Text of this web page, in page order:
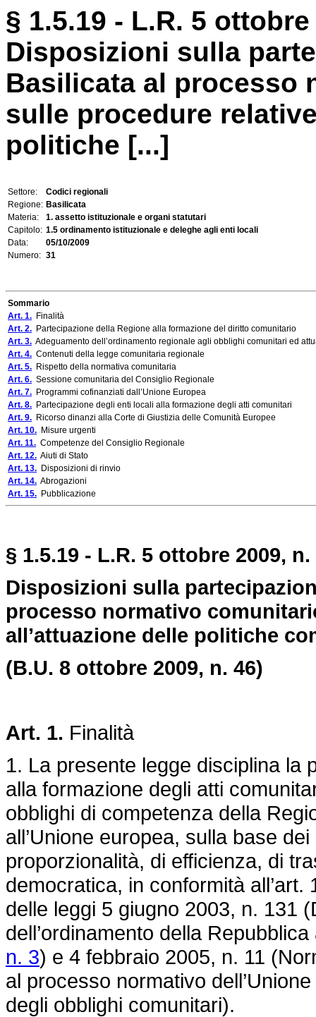
§ 1.5.19 - L.R. 5
Disposizioni sulla
Basilicata al processo
sulle procedure
politiche [...]
Settore:
Codici regionali
Regione: Basilicata
Materia:
1. assetto istituzionale e organi statutari
Capitolo: 1.5 ordinamento istituzionale e deleghe agli enti locali
Data:
05/10/2009
Numero: 31
Sommario
Art. 1. Finalità
Art. 2. Partecipazione della Regione alla formazione del diritto comunitario
Art. 3. Adeguamento dell’ordinamento regionale agli obblighi comunitari ed
Art. 4. Contenuti della legge comunitaria regionale
Art. 5. Rispetto della normativa comunitaria
Art. 6. Sessione comunitaria del Consiglio Regionale
Art. 7. Programmi cofinanziati dall’Unione Europea
Art. 8. Partecipazione degli enti locali alla formazione degli atti comunitari
Art. 9. Ricorso dinanzi alla Corte di Giustizia delle Comunità Europee
Art. 10. Misure urgenti
Art. 11. Competenze del Consiglio Regionale
Art. 12. Aiuti di Stato
Art. 13. Disposizioni di rinvio
Art. 14. Abrogazioni
Art. 15. Pubblicazione
§ 1.5.19 - L.R. 5 ottobre 2009, n.
Disposizioni sulla
processo normativo
all’attuazione delle politiche
(B.U. 8 ottobre 2009, n. 46)
Art. 1. Finalità
1. La presente legge disciplina la
alla formazione degli atti
obblighi di competenza della
all’Unione europea, sulla base
proporzionalità, di efficienza, di
democratica, in conformità
delle leggi 5 giugno 2003, n. 131
dell’ordinamento della
n. 3) e 4 febbraio 2005, n. 11
al processo normativo
degli obblighi comunitari).